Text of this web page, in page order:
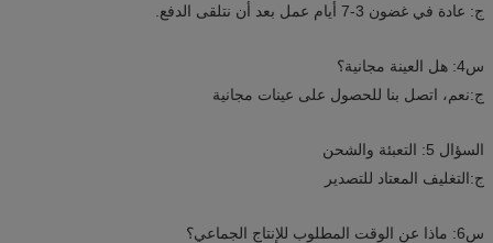
ج: عادة في غضون 3-7 أيام عمل بعد أن نتلقى الدفع.
س4: هل العينة مجانية؟
ج:نعم، اتصل بنا للحصول على عينات مجانية
السؤال 5: التعبئة والشحن
ج:التغليف المعتاد للتصدير
س6: ماذا عن الوقت المطلوب للإنتاج الجماعي؟